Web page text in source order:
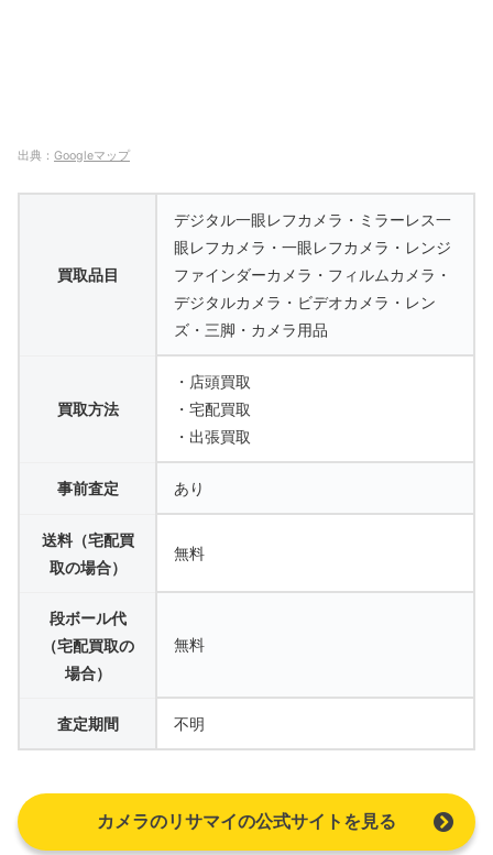
出典： Googleマップ
買取品目
デジタル一眼レフカメラ・ミラーレス一
眼レフカメラ・一眼レフカメラ・レンジ
ファインダーカメラ・フィルムカメラ・
デジタルカメラ・ビデオカメラ・レン
ズ・三脚・カメラ用品
買取方法
・店頭買取
・宅配買取
・出張買取
事前査定 あり
送料（宅配買
取の場合）
無料
段ボール代
（宅配買取の
場合）
無料
査定期間 不明
カメラのリサマイの公式サイトを見る